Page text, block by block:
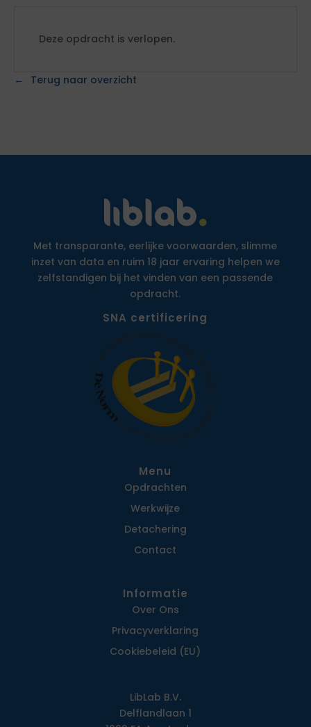
Deze opdracht is verlopen.
Terug naar overzicht
Met transparante, eerlijke voorwaarden, slimme
inzet van data en ruim 18 jaar ervaring helpen we
zelfstandigen bij het vinden van een passende
opdracht.
SNA certificering
Menu
Opdrachten
Werkwijze
Detachering
Contact
Informatie
Over Ons
Privacy­verklaring
Cookiebeleid (EU)
LibLab B.V.
Delflandlaan 1